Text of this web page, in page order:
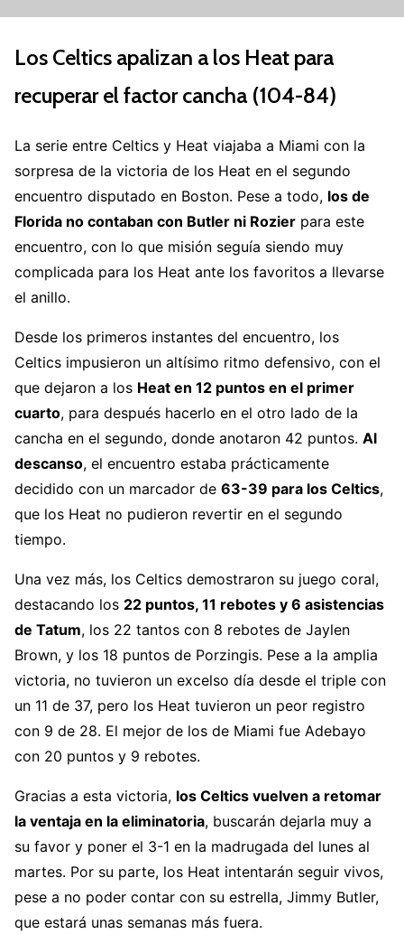
Los Celtics apalizan a los Heat para
recuperar el factor cancha (104-84)
La serie entre Celtics y Heat viajaba a Miami con la
sorpresa de la victoria de los Heat en el segundo
encuentro disputado en Boston. Pese a todo, los de
Florida no contaban con Butler ni Rozier para este
encuentro, con lo que misión seguía siendo muy
complicada para los Heat ante los favoritos a llevarse
el anillo.
Desde los primeros instantes del encuentro, los
Celtics impusieron un altísimo ritmo defensivo, con el
que dejaron a los Heat en 12 puntos en el primer
cuarto, para después hacerlo en el otro lado de la
cancha en el segundo, donde anotaron 42 puntos. Al
descanso, el encuentro estaba prácticamente
decidido con un marcador de 63-39 para los Celtics,
que los Heat no pudieron revertir en el segundo
tiempo.
Una vez más, los Celtics demostraron su juego coral,
destacando los 22 puntos, 11 rebotes y 6 asistencias
de Tatum, los 22 tantos con 8 rebotes de Jaylen
Brown, y los 18 puntos de Porzingis. Pese a la amplia
victoria, no tuvieron un excelso día desde el triple con
un 11 de 37, pero los Heat tuvieron un peor registro
con 9 de 28. El mejor de los de Miami fue Adebayo
con 20 puntos y 9 rebotes.
Gracias a esta victoria, los Celtics vuelven a retomar
la ventaja en la eliminatoria, buscarán dejarla muy a
su favor y poner el 3-1 en la madrugada del lunes al
martes. Por su parte, los Heat intentarán seguir vivos,
pese a no poder contar con su estrella, Jimmy Butler,
que estará unas semanas más fuera.